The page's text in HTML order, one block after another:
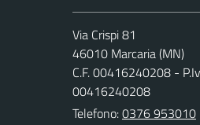
Via Crispi 81
46010 Marcaria (MN)
C.F. 00416240208 -
00416240208
Telefono:0376 953010